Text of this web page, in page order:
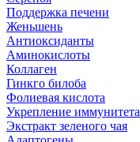
Поддержка печени
Женьшень
Антиоксиданты
Аминокислоты
Коллаген
Гинкго билоба
Фолиевая кислота
Укрепление иммунитета
Экстракт зеленого чая